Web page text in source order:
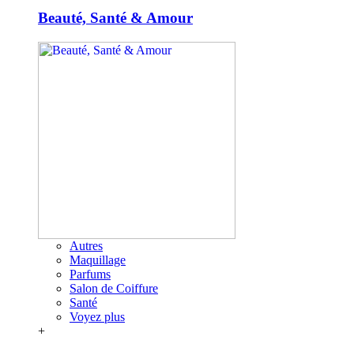
Beauté, Santé & Amour
Autres
Maquillage
Parfums
Salon de Coiffure
Santé
Voyez plus
+